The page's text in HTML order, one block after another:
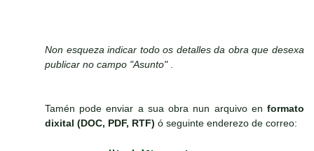
Non esqueza indicar todo os detalles da obra que desexa
publicar no campo "Asunto" .
Tamén pode enviar a sua obra nun arquivo en formato
dixital (DOC, PDF, RTF) ó seguinte enderezo de correo: